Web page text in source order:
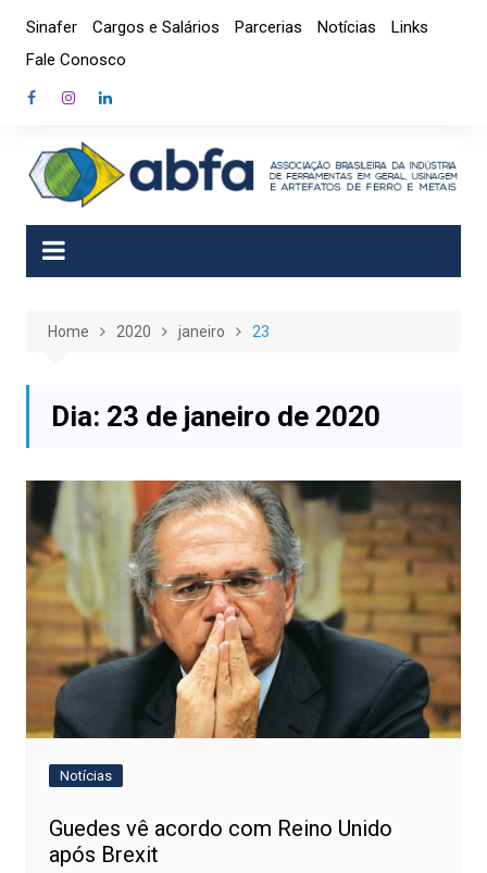
content
Sinafer Cargos e Salários Parcerias Notícias
Links
Fale Conosco
Home 2020 janeiro 23
Dia: 23 de janeiro de 2020
Notícias
Guedes vê acordo com Reino Unido
após Brexit